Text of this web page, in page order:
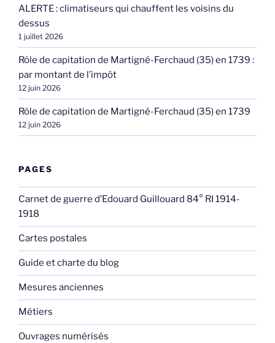
ALERTE : climatiseurs qui chauffent les voisins du
dessus
1 juillet 2026
Rôle de capitation de Martigné-Ferchaud (35) en 1739 :
par montant de l’impôt
12 juin 2026
Rôle de capitation de Martigné-Ferchaud (35) en 1739
12 juin 2026
PAGES
Carnet de guerre d’Edouard Guillouard 84° RI 1914-
1918
Cartes postales
Guide et charte du blog
Mesures anciennes
Métiers
Ouvrages numérisés